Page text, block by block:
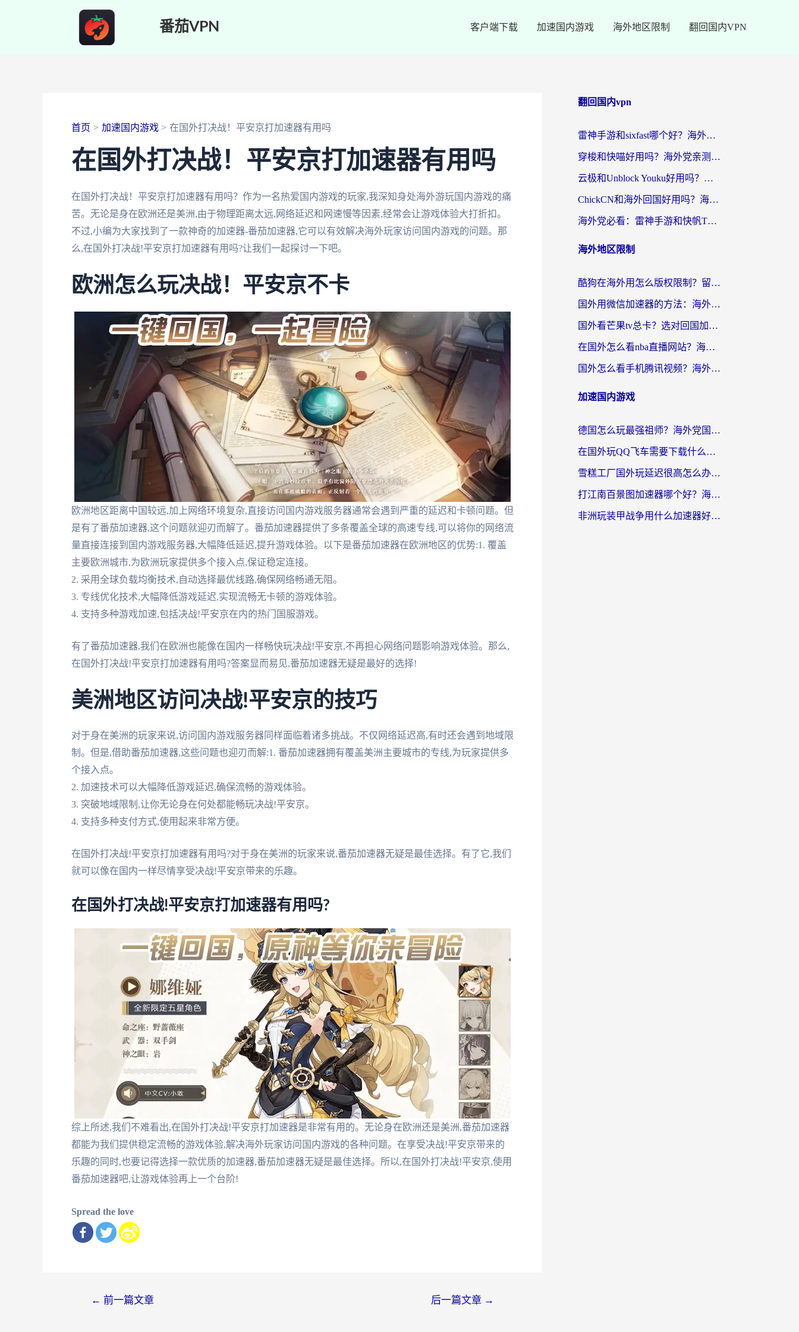
番茄VPN 客户端下载 加速国内游戏 海外地区限制 翻回国内VPN
首页 加速国内游戏 在国外打决战！平安京打加速器有用吗
在国外打决战！平安京打加速器有用吗
在国外打决战！平安京打加速器有用吗？作为一名热爱国内游戏的玩家,我深知身处海外游玩国内游戏的痛
苦。无论是身在欧洲还是美洲,由于物理距离太远,网络延迟和网速慢等因素,经常会让游戏体验大打折扣。
不过,小编为大家找到了一款神奇的加速器-番茄加速器,它可以有效解决海外玩家访问国内游戏的问题。那
么,在国外打决战!平安京打加速器有用吗?让我们一起探讨一下吧。
欧洲怎么玩决战！平安京不卡
欧洲地区距离中国较远,加上网络环境复杂,直接访问国内游戏服务器通常会遇到严重的延迟和卡顿问题。但
是有了番茄加速器,这个问题就迎刃而解了。番茄加速器提供了多条覆盖全球的高速专线,可以将你的网络流
量直接连接到国内游戏服务器,大幅降低延迟,提升游戏体验。以下是番茄加速器在欧洲地区的优势:1. 覆盖
主要欧洲城市,为欧洲玩家提供多个接入点,保证稳定连接。
2. 采用全球负载均衡技术,自动选择最优线路,确保网络畅通无阻。
3. 专线优化技术,大幅降低游戏延迟,实现流畅无卡顿的游戏体验。
4. 支持多种游戏加速,包括决战!平安京在内的热门国服游戏。
有了番茄加速器,我们在欧洲也能像在国内一样畅快玩决战!平安京,不再担心网络问题影响游戏体验。那么,
在国外打决战!平安京打加速器有用吗?答案显而易见,番茄加速器无疑是最好的选择!
美洲地区访问决战!平安京的技巧
对于身在美洲的玩家来说,访问国内游戏服务器同样面临着诸多挑战。不仅网络延迟高,有时还会遇到地域限
制。但是,借助番茄加速器,这些问题也迎刃而解:1. 番茄加速器拥有覆盖美洲主要城市的专线,为玩家提供多
个接入点。
2. 加速技术可以大幅降低游戏延迟,确保流畅的游戏体验。
3. 突破地域限制,让你无论身在何处都能畅玩决战!平安京。
4. 支持多种支付方式,使用起来非常方便。
在国外打决战!平安京打加速器有用吗?对于身在美洲的玩家来说,番茄加速器无疑是最佳选择。有了它,我们
就可以像在国内一样尽情享受决战!平安京带来的乐趣。
在国外打决战!平安京打加速器有用吗?
综上所述,我们不难看出,在国外打决战!平安京打加速器是非常有用的。无论身在欧洲还是美洲,番茄加速器
都能为我们提供稳定流畅的游戏体验,解决海外玩家访问国内游戏的各种问题。在享受决战!平安京带来的
乐趣的同时,也要记得选择一款优质的加速器,番茄加速器无疑是最佳选择。所以,在国外打决战!平安京,使用
番茄加速器吧,让游戏体验再上一个台阶!
Spread the love
← 前一篇文章 后一篇文章 →
翻回国内vpn
雷神手游和sixfast哪个好？海外党亲测3款回国加速器，教你选对不踩坑
穿梭和快喵好用吗？海外党亲测：小众加速器对比+番茄加速器深度体验
云极和Unblock Youku好用吗？海外党亲测+2026回国加速器避坑指南
ChickCN和海外回国好用吗？海外党2026亲测：从手游到影音，选对加速器的3个关键
海外党必看：雷神手游和快帆TV版好用吗？3步选对回国加速器不踩坑
海外地区限制
酷狗在海外用怎么版权限制？留学生亲测：3步解决听国内音乐难题
国外用微信加速器的方法：海外党无缝连接国内生活的实用指南
国外看芒果tv总卡？选对回国加速器，轻松追《浪姐》不费劲
在国外怎么看nba直播网站？海外党专属体育观赛指南，告别地区限制！
国外怎么看手机腾讯视频？海外党亲测有效的追剧加速器选择指南
加速国内游戏
德国怎么玩最强祖师？海外党国服游戏加速器选择全攻略（附宝可梦Online实测）
在国外玩QQ飞车需要下载什么加速器呢？海外党亲测有效的国服游戏加速指南
雪糕工厂国外玩延迟很高怎么办？海外玩家国服游戏加速终极攻略（附实测推荐）
打江南百景图加速器哪个好？海外党踩坑N次后，终于找到不卡的秘诀
非洲玩装甲战争用什么加速器好？海外党亲测有效的国服游戏加速方案